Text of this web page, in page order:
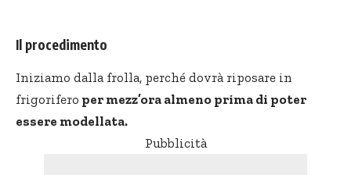
Il procedimento
Iniziamo dalla frolla, perché dovrà riposare in
frigorifero per mezz’ora almeno prima di poter
essere modellata.
Pubblicità